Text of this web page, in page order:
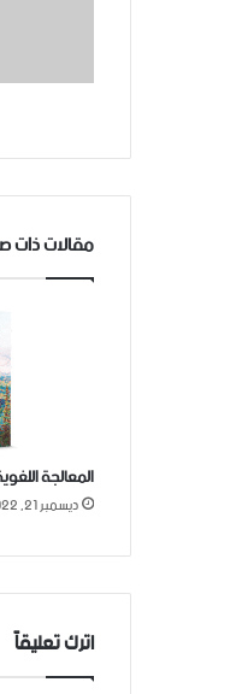
مقالات ذات
المعالجة
ديسمبر 21, 2022
اترك تعليقاً